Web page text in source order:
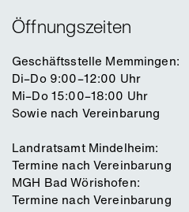
Öffnungszeiten
Geschäftsstelle Memmingen:
Di–Do 9:00–12:00 Uhr
Mi–Do 15:00–18:00 Uhr
Sowie nach Vereinbarung
Landratsamt Mindelheim:
Termine nach Vereinbarung
MGH Bad Wörishofen:
Termine nach Vereinbarung